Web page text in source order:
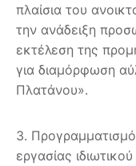
πλαίσια του
την ανάδειξη
εκτέλεση της
για διαμόρφωση
Πλατάνου».
3.
εργασίας